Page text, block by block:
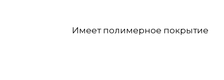
Имеет полимерное покрытие